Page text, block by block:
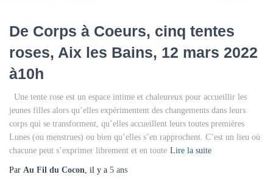
De Corps à Coeurs, cinq tentes
roses, Aix les Bains, 12 mars 2022
à10h
Une tente rose est un espace intime et chaleureux pour accueillir les
jeunes filles alors qu’elles expérimentent des changements dans leurs
corps qui se transforment, qu’elles accueillent leurs toutes premières
Lunes (ou menstrues) ou bien qu’elles s’en rapprochent. C’est un lieu où
chacune peut s’exprimer librement et en toute Lire la suite
Par Au Fil du Cocon, il y a 5 ans